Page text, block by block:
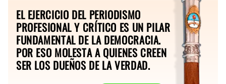
EL EJERCICIO DEL PERIODISMO
PROFESIONAL Y CRÍTICO ES UN PILAR
FUNDAMENTAL DE LA DEMOCRACIA.
POR ESO MOLESTA A QUIENES CREEN
SER LOS DUEÑOS DE LA VERDAD.